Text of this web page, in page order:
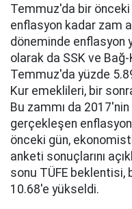
Temmuz'da bir
enflasyon kadar zam
döneminde enflasyon
olarak da SSK ve
Temmuz'da yüzde
Kur emeklileri, bir
Bu zammı da
gerçekleşen
önceki gün,
anketi sonuçlarını
sonu TÜFE beklentisi,
10.68'e yükseldi.